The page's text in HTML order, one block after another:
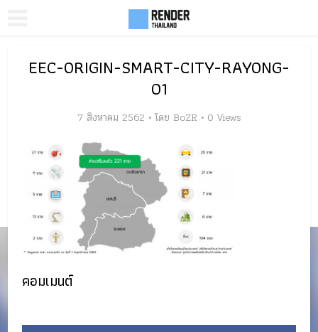
EEC-ORIGIN-SMART-CITY-RAYONG-
01
7 สิงหาคม 2562 โดย BoZR 0 Views
คอมเมนต์